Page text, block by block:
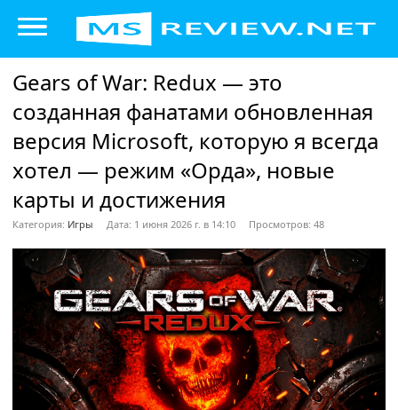
Gears of War: Redux — это
созданная фанатами обновленная
версия Microsoft, которую я всегда
хотел — режим «Орда», новые
карты и достижения
Категория: Игры Дата: 1 июня 2026 г. в 14:10 Просмотров: 48